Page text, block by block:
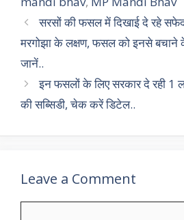
p
p
m o
k
सरसों की फसल में दिखाई दे रहे
मरगोझा के लक्षण, फसल को इनसे बचाने
जानें..
इन फसलों के लिए सरकार दे रही
की सब्सिडी, चेक करें डिटेल..
Leave a Comment